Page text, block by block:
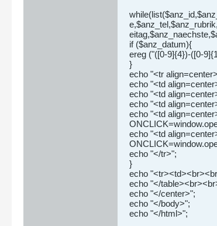
if ($anz_datum){
ereg ("([0-9]{4})-([0-
}
echo "<tr
echo "<td
echo "<td
echo "<td
echo "<td
echo "<td
echo "</tr>";
}
echo
echo "</
echo "</center>";
echo "</body>";
echo "</html>";